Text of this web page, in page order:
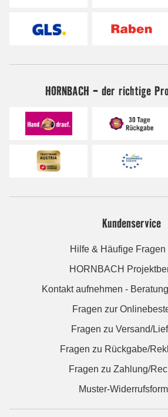
HORNBACH - der richtige
Kundenservice
Hilfe & Häufige Fragen
HORNBACH
Kontakt aufnehmen -
Fragen zur
Fragen zu Versand/
Fragen zu Rückgabe/
Fragen zu Zahlung/
Muster-